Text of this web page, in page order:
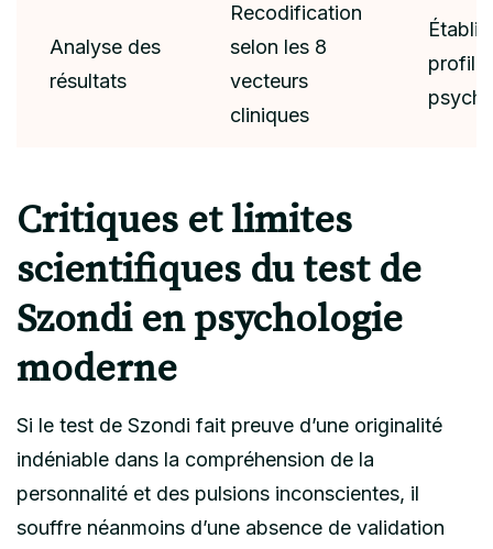
Analyse des
résultats
Recodification
selon les 8
vecteurs
cliniques
Établir
profil
Critiques et limites
scientifiques du test de
Szondi en psychologie
moderne
Si le test de Szondi fait preuve d’une originalité
indéniable dans la compréhension de la
personnalité et des pulsions inconscientes, il
souffre néanmoins d’une absence de validation